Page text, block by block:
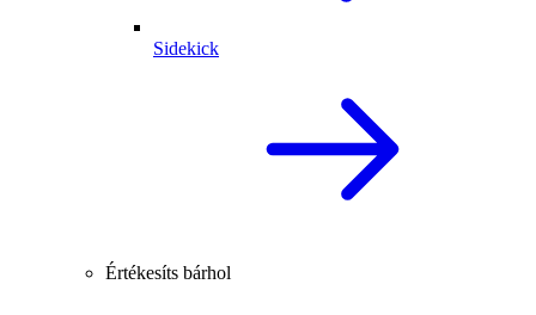
Sidekick
Értékesíts bárhol